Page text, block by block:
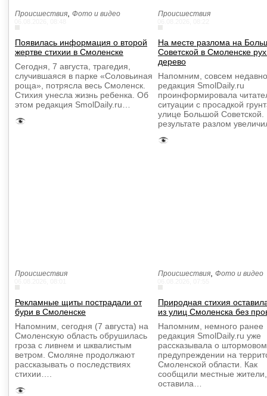
Происшествия Фото и видео
Появилась информация о второй
жертве стихии в Смоленске
Сегодня, 7 августа, трагедия,
случившаяся в парке «Соловьиная
роща», потрясла весь Смоленск.
Стихия унесла жизнь ребенка. Об
этом редакция SmolDaily.ru…
Происшествия
На месте разлома на
Советской в Смоленске
дерево
Напомним, совсем
редакция SmolDaily.ru
проинформировала
ситуации с просадкой
улице Большой Советской.
результате разлом
Происшествия
Рекламные щиты пострадали от
бури в Смоленске
Напомним, сегодня (7 августа) на
Смоленскую область обрушилась
гроза с ливнем и шквалистым
ветром. Смоляне продолжают
рассказывать о последствиях
стихии….
Происшествия Фото и видео
Природная стихия
из улиц Смоленска без
Напомним, немного ранее
редакция SmolDaily.ru уже
рассказывала о штормовом
предупреждении на
Смоленской области. Как
сообщили местные жители,
оставила…